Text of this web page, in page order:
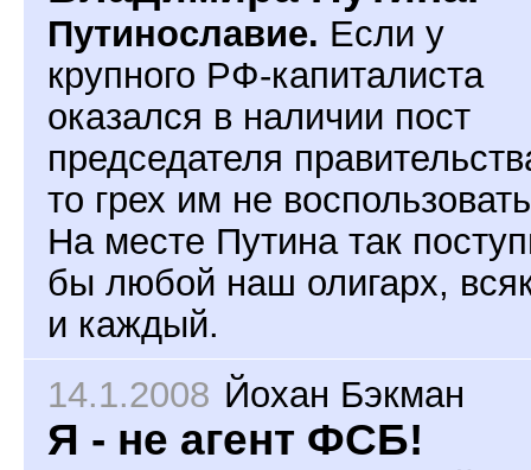
Путинославие. Если у
крупного РФ-капиталиста
оказался в наличии пост
председателя
то грех им не
На месте Путина так
бы любой наш олигарх,
и каждый.
14.1.2008 Йохан Бэкман
Я - не агент ФСБ!